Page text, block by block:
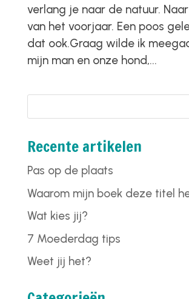
verlang je naar de natuur.
van het voorjaar. Een poos
dat ook.Graag wilde ik
mijn man en onze hond,...
Recente artikelen
Pas op de plaats
Waarom mijn boek deze titel
Wat kies jij?
7 Moederdag tips
Weet jij het?